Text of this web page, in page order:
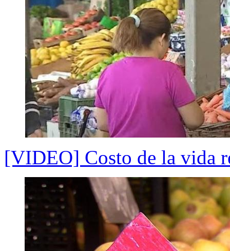
[VIDEO] Costo de la vida